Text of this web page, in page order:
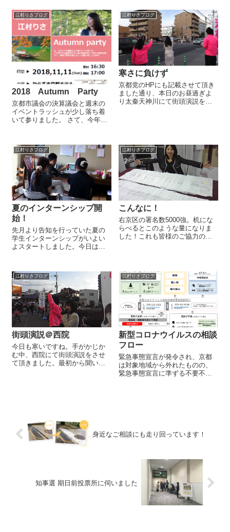
江村りさブログ
2018 Autumn Party
京都市議会の決算議会と週末の
イベントラッシュが少し落ち着
いて参りました。 さて、今年も
間の最終年度ですので、この４
年間の集大成と次に向けての思
いも込めてお話させていただ
き...
江村りさブログ
寒さに負けず
京都党のHPにも記載させて頂き
ました通り、本日のお昼過ぎよ
り太秦天神川にて街頭演説をさ
き荒れていました...
江村りさブログ
夏のインターンシップ開
始！
先月より告知を行っていた夏の
学生インターンシップがいよい
よスタートしました。今日はま
活動に携わってくれている学生
部も意気込んでインターン生の
教育に奮闘してくれています。
私が学生時代に経...
江村りさブログ
こんなに！
右京区の署名数5000強。机にな
らべるとこのような量になりま
した！これも皆様のご協力の賜
江村りさブログ
街頭演説＠西院
今日も寒いですね。手がかじか
む中、西院にて街頭演説をさせ
て頂きました。最初から聞いて
江村りさブログ
新型コロナウイルスの相談
フロー
緊急事態宣言が発令され、京都
は対象地域から外れたものの、
緊急事態宣言に準ずる不要不急
身近なご相談にも走り回っています！
知事選 期日前投票所に伺いました